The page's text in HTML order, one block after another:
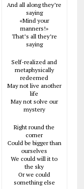
And all along they’re
saying
«Mind your
manners!»
That’s all they’re
saying
Self-realized and
metaphysically
redeemed
May not live another
life
May not solve our
mystery
Right round the
corner
Could be bigger than
ourselves
We could will it to
the sky
Or we could
something else